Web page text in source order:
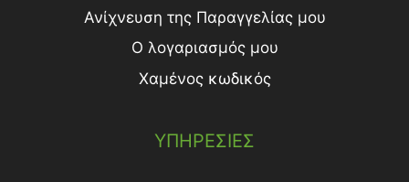
Ανίχνευση της Παραγγελίας μου
Ο λογαριασμός μου
Χαμένος κωδικός
ΥΠΗΡΕΣΙΕΣ